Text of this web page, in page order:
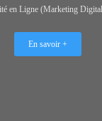
en Ligne (Marketing
En savoir +